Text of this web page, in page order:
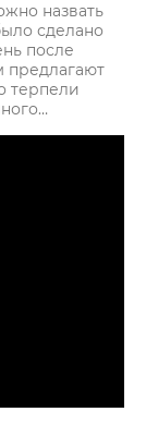
назвать
сделано
после
предлагают
терпели